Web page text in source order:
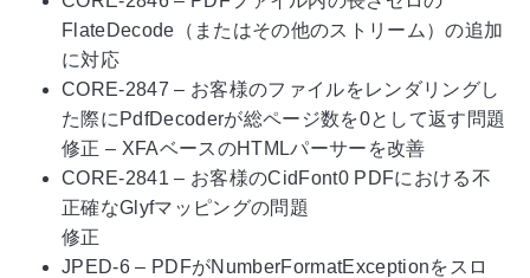
FlateDecode（またはその他のストリーム）の追加
に対応
CORE-2847 – お客様のファイルをレンダリングし
た際にPdfDecoderが総ページ数を0として返す問題
修正 – XFAベースのHTMLパーサーを改善
CORE-2841 – お客様のCidFont0 PDFにおける不
正確なGlyfマッピングの問題
修正
JPED-6 – PDFがNumberFormatExceptionをスロ